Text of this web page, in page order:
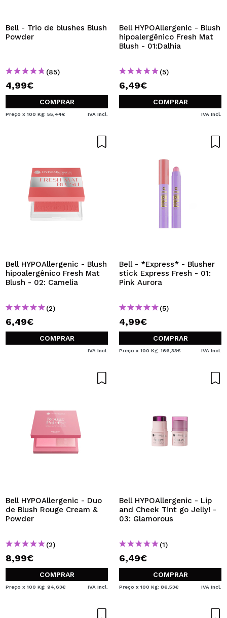
Ao criar uma conta no Maquibeauty.pt pode fazer as suas
compras rapidamente, verificar o estado das suas
encomendas e consultar as suas operações anteriores.
Bell - Trio de blushes Blush
Powder
(85)
4,99€
COMPRAR
Preço x 100 Kg: 55,44€ IVA Incl.
Bell HYPOAllergenic - Blush
hipoalergênico Fresh Mat
Blush - 01:Dalhia
(5)
6,49€
COMPRAR
IVA Incl.
Bell HYPOAllergenic - Blush
hipoalergênico Fresh Mat
Blush - 02: Camelia
(2)
6,49€
COMPRAR
IVA Incl.
Bell - *Express* - Blusher
stick Express Fresh - 01:
Pink Aurora
(5)
4,99€
COMPRAR
Preço x 100 Kg: 166,33€ IVA Incl.
Bell HYPOAllergenic - Duo
de Blush Rouge Cream &
Powder
(2)
8,99€
COMPRAR
Preço x 100 Kg: 94,63€ IVA Incl.
Bell HYPOAllergenic - Lip
and Cheek Tint go Jelly! -
03: Glamorous
(1)
6,49€
COMPRAR
Preço x 100 Kg: 86,53€ IVA Incl.